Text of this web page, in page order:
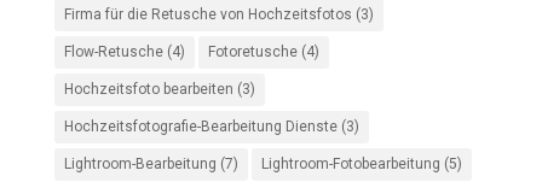
Firma für die Retusche von Hochzeitsfotos (3)
Flow-Retusche(4) Fotoretusche(4)
Hochzeitsfoto bearbeiten (3)
Hochzeitsfotografie-Bearbeitung Dienste(3)
Lightroom-Bearbeitung (7) Lightroom-Fotobearbeitung (5)